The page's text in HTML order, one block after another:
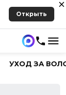
Открыть
УХОД ЗА